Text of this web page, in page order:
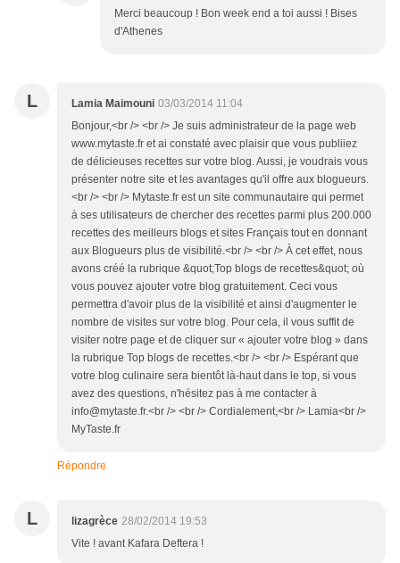
Merci beaucoup ! Bon week end a toi aussi ! Bises
d'Athenes
L Lamia Maimouni 03/03/2014 11:04
Bonjour,<br /> <br /> Je suis administrateur de la page web
www.mytaste.fr et ai constaté avec plaisir que vous publiiez
de délicieuses recettes sur votre blog. Aussi, je voudrais vous
présenter notre site et les avantages qu'il offre aux blogueurs.
<br /> <br /> Mytaste.fr est un site communautaire qui permet
à ses utilisateurs de chercher des recettes parmi plus 200.000
recettes des meilleurs blogs et sites Français tout en donnant
aux Blogueurs plus de visibilité.<br /> <br /> À cet effet, nous
avons créé la rubrique &quot;Top blogs de recettes&quot; où
vous pouvez ajouter votre blog gratuitement. Ceci vous
permettra d'avoir plus de la visibilité et ainsi d'augmenter le
nombre de visites sur votre blog. Pour cela, il vous suffit de
visiter notre page et de cliquer sur « ajouter votre blog » dans
la rubrique Top blogs de recettes.<br /> <br /> Espérant que
votre blog culinaire sera bientôt là-haut dans le top, si vous
avez des questions, n'hésitez pas à me contacter à
info@mytaste.fr.<br /> <br /> Cordialement,<br /> Lamia<br />
MyTaste.fr
Répondre
L lizagrèce 28/02/2014 19:53
Vite ! avant Kafara Deftera !